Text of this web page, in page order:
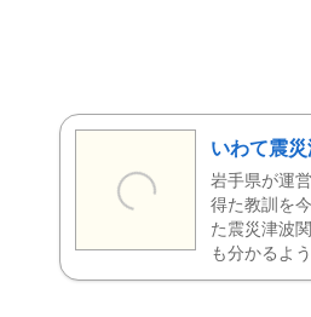
いわて震
岩手県が運
得た教訓を
た震災津波
も分かるよ